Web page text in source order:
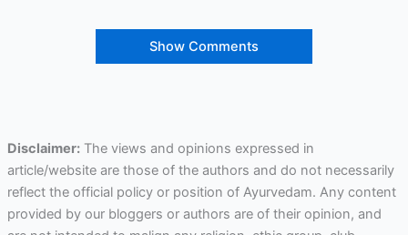
Show Comments
Disclaimer:The views and opinions expressed in
article/website are those of the authors and do not necessarily
reflect the official policy or position of Ayurvedam. Any content
provided by our bloggers or authors are of their opinion, and